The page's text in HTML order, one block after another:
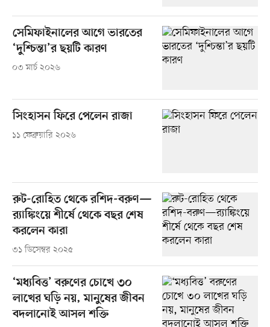
সেমিফাইনালের আগে ভারতের
‘দুশ্চিন্তা’র ছয়টি কারণ
০৩ মার্চ ২০২৬
সিংহাসন ফিরে পেলেন রাজা
১১ ফেব্রুয়ারি ২০২৬
রুট-রোহিত থেকে রশিদ-বরুণ—
র‌্যাঙ্কিংয়ে শীর্ষে থেকে বছর শেষ
করলেন কারা
৩১ ডিসেম্বর ২০২৫
‘মধ্যবিত্ত’ বরুণের চোখে ৩০
লাখের ঘড়ি নয়, মানুষের জীবন
বদলানোই আসল শক্তি